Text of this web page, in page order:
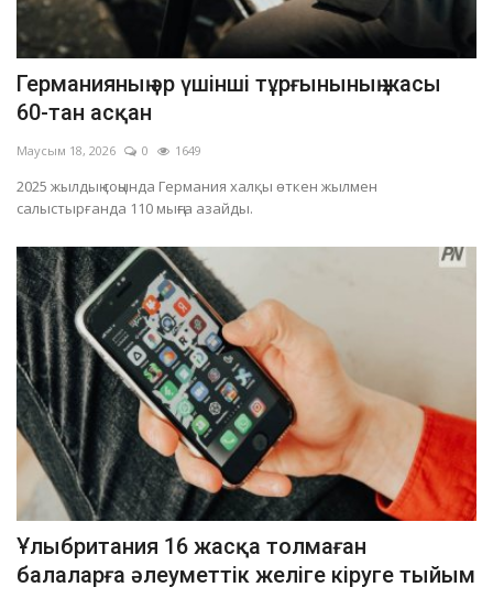
Германияның әр үшінші тұрғынының жасы
60-тан асқан
Маусым 18, 2026 0 1649
2025 жылдың соңында Германия халқы өткен жылмен
салыстырғанда 110 мыңға азайды.
Ұлыбритания 16 жасқа толмаған
балаларға әлеуметтік желіге кіруге тыйым